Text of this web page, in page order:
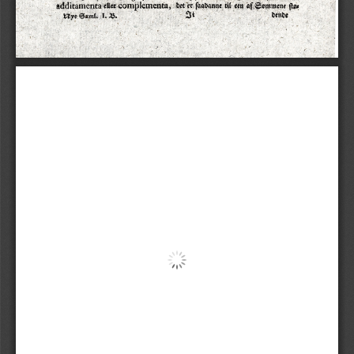
additamenta etter complementa, det er saadanne til een afSemmene ste-
ttye Saml. I. B. Si Vende